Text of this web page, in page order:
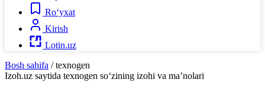
Ro‘yxat
Kirish
Lotin.uz
Bosh sahifa / texnogen
Izoh.uz saytida texnogen so‘zining izohi va ma’nolari